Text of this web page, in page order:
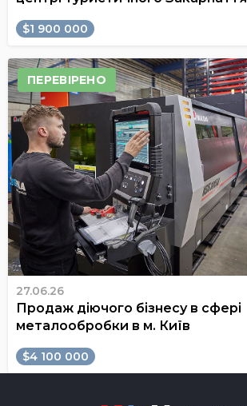
$1 900 000
ПЕРЕВІРЕНО
27.06.26
Продаж діючого бізнесу в сфері
металообробки в м. Київ
$4 100 000